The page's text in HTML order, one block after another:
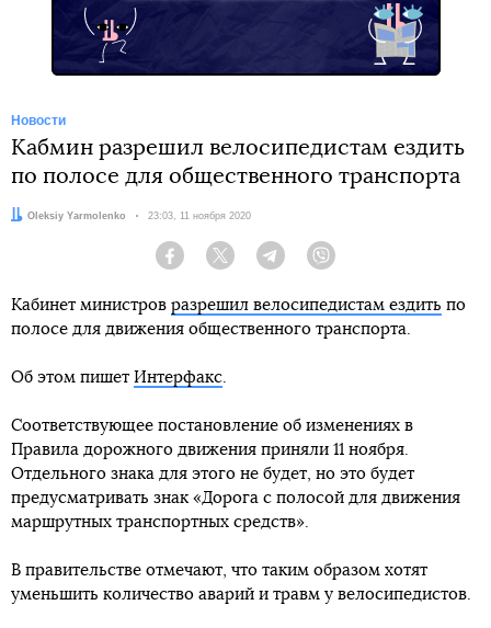
Новости
Кабмин разрешил велосипедистам ездить
по полосе для общественного транспорта
Автор:
Oleksiy Yarmolenko Дата:
23:03, 11 ноября 2020
Facebook Twitter Telegram
Кабинет министров разрешил велосипедистам ездить по
полосе для движения общественного транспорта.
Об этом пишет Интерфакс.
Соответствующее постановление об изменениях в
Правила дорожного движения приняли 11 ноября.
Отдельного знака для этого не будет, но это будет
предусматривать знак «Дорога с полосой для движения
маршрутных транспортных средств».
В правительстве отмечают, что таким образом хотят
уменьшить количество аварий и травм у велосипедистов.